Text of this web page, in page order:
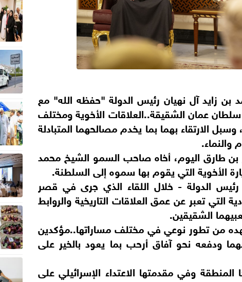
زايد آل نهيان رئيس الدولة "حفظه الله" مع
عمان الشقيقة..العلاقات الأخوية ومختلف
الارتقاء بهما بما يخدم مصالحهما المتبادلة
بن طارق اليوم، أخاه صاحب السمو الشيخ محمد
الأخوية التي يقوم بها سموه إلى السلطنة.
الدولة - خلال اللقاء الذي جرى في قصر
التي تعبر عن عمق العلاقات التاريخية والروابط
الشقيقين.
من تطور نوعي في مختلف مساراتها..مؤكدين
ودفعه نحو آفاق أرحب بما يعود بالخير على
وفي مقدمتها الاعتداء الإسرائيلي على